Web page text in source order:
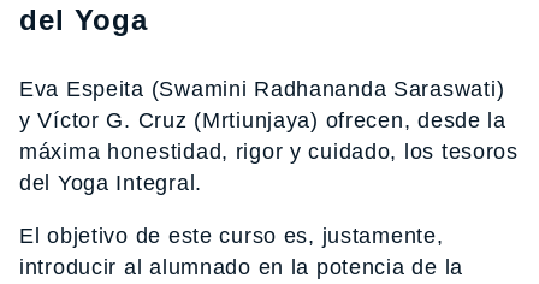
del Yoga
Eva Espeita (Swamini Radhananda Saraswati)
y Víctor G. Cruz (Mrtiunjaya) ofrecen, desde la
máxima honestidad, rigor y cuidado, los tesoros
del Yoga Integral.
El objetivo de este curso es, justamente,
introducir al alumnado en la potencia de la